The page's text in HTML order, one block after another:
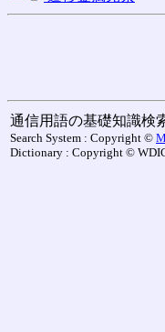
通信用語の基礎知識検
Search System : Copyright ©
Dictionary : Copyright ©